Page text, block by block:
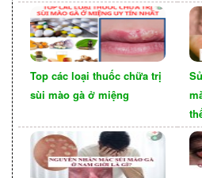
khác.
Lây truyền từ mẹ sang con
Top các loại thuốc chữa trị
sùi mào gà ở miệng